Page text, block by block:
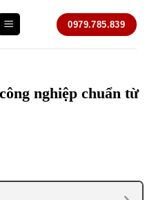
0979.785.839
nghiệp chuẩn từ